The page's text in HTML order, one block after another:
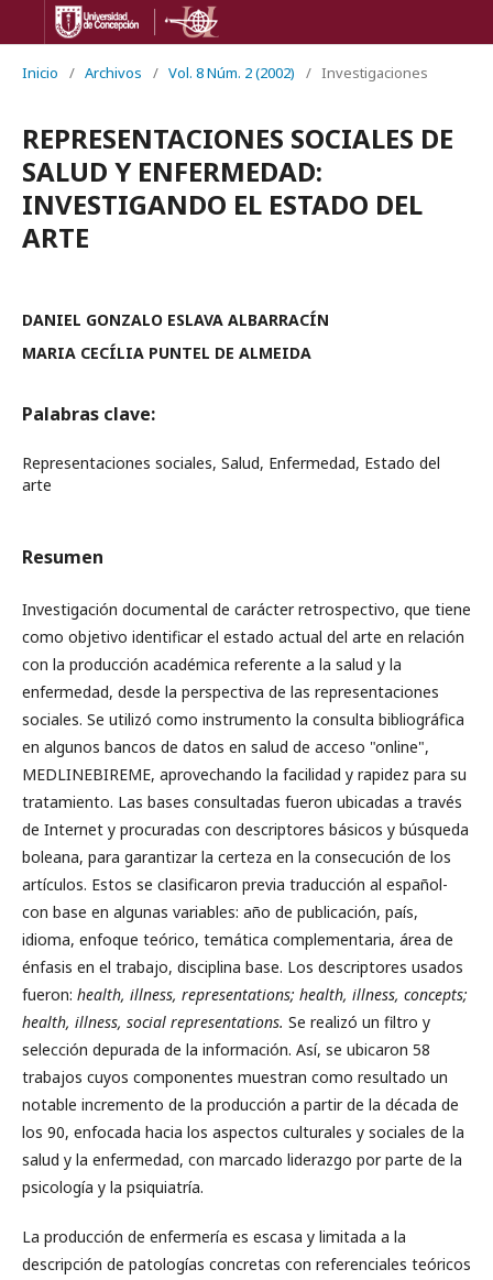
Inicio / Archivos / Vol. 8 Núm. 2 (2002) / Investigaciones
REPRESENTACIONES SOCIALES DE
SALUD Y ENFERMEDAD:
INVESTIGANDO EL ESTADO DEL
ARTE
DANIEL GONZALO ESLAVA ALBARRACÍN
MARIA CECÍLIA PUNTEL DE ALMEIDA
Palabras clave:
Representaciones sociales, Salud, Enfermedad, Estado del
arte
Resumen
Investigación documental de carácter retrospectivo, que tiene
como objetivo identificar el estado actual del arte en relación
con la producción académica referente a la salud y la
enfermedad, desde la perspectiva de las representaciones
sociales. Se utilizó como instrumento la consulta bibliográfica
en algunos bancos de datos en salud de acceso "online",
MEDLINEBIREME, aprovechando la facilidad y rapidez para su
tratamiento. Las bases consultadas fueron ubicadas a través
de Internet y procuradas con descriptores básicos y búsqueda
boleana, para garantizar la certeza en la consecución de los
artículos. Estos se clasificaron ­previa traducción al español­
con base en algunas variables: año de publicación, país,
idioma, enfoque teórico, temática complementaria, área de
énfasis en el trabajo, disciplina base. Los descriptores usados
fueron: health, illness, representations; health, illness, concepts;
health, illness, social representations. Se realizó un filtro y
selección depurada de la información. Así, se ubicaron 58
trabajos cuyos componentes muestran como resultado un
notable incremento de la producción a partir de la década de
los 90, enfocada hacia los aspectos culturales y sociales de la
salud y la enfermedad, con marcado liderazgo por parte de la
psicología y la psiquiatría.
La producción de enfermería es escasa y limitada a la
descripción de patologías concretas con referenciales teóricos